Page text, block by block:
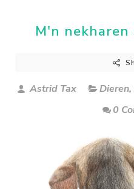
M'n
Astrid Tax Dieren,
0